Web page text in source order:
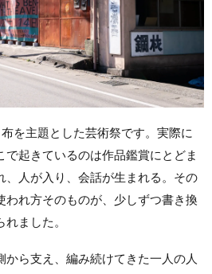
を主題とした芸術祭です。実際に
起きているのは作品鑑賞にとどま
、人が入り、会話が生まれる。その
われ方そのものが、少しずつ書き換
ました。
ら支え、編み続けてきた一人の人